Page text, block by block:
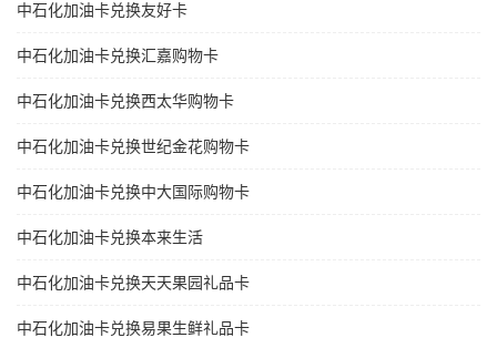
中石化加油卡兑换友好卡
中石化加油卡兑换汇嘉购物卡
中石化加油卡兑换西太华购物卡
中石化加油卡兑换世纪金花购物卡
中石化加油卡兑换中大国际购物卡
中石化加油卡兑换本来生活
中石化加油卡兑换天天果园礼品卡
中石化加油卡兑换易果生鲜礼品卡